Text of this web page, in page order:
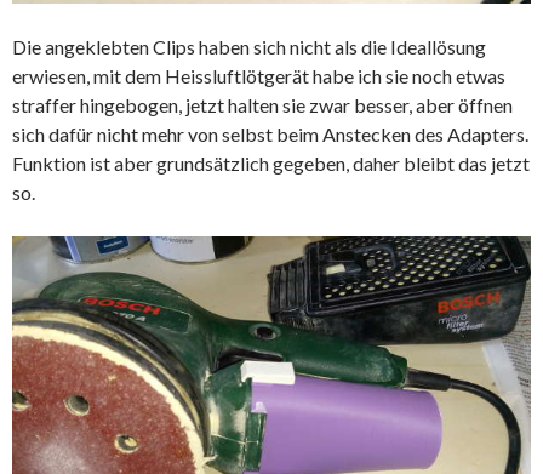
Die angeklebten Clips haben sich nicht als die Ideallösung
erwiesen, mit dem Heissluftlötgerät habe ich sie noch etwas
straffer hingebogen, jetzt halten sie zwar besser, aber öffnen
sich dafür nicht mehr von selbst beim Anstecken des Adapters.
Funktion ist aber grundsätzlich gegeben, daher bleibt das jetzt
so.